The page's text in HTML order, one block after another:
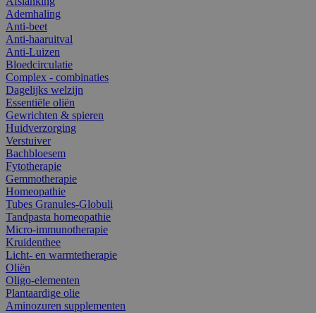
Ademhaling
Anti-beet
Anti-haaruitval
Anti-Luizen
Bloedcirculatie
Complex - combinaties
Dagelijks welzijn
Essentiële oliën
Gewrichten & spieren
Huidverzorging
Verstuiver
Bachbloesem
Fytotherapie
Gemmotherapie
Homeopathie
Tubes Granules-Globuli
Tandpasta homeopathie
Micro-immunotherapie
Kruidenthee
Licht- en warmtetherapie
Oliën
Oligo-elementen
Plantaardige olie
Aminozuren supplementen